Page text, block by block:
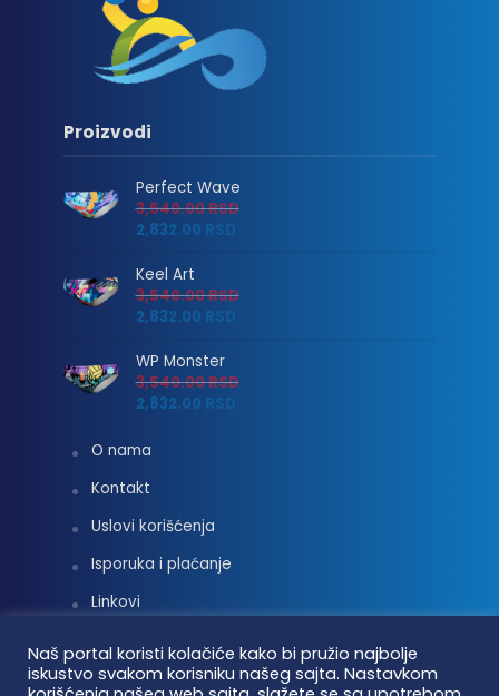
Proizvodi
Perfect Wave
3,540.00RSD
2,832.00 RSD
Keel Art
3,540.00RSD
2,832.00 RSD
WP Monster
3,540.00RSD
2,832.00 RSD
O nama
Kontakt
Uslovi korišćenja
Isporuka i plaćanje
Linkovi
Naš portal koristi kolačiće kako bi pružio najbolje
iskustvo svakom korisniku našeg sajta. Nastavkom